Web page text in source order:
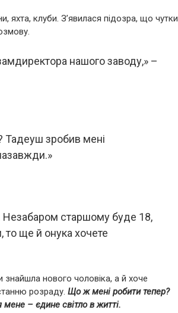
яхта, клуби. З’явилася підозра, що чутки
нашого заводу,» –
Тадеуш зробив мені
Незабаром старшому буде 18,
то ще й онука хочете
знайшла нового чоловіка, а й хоче
розраду. Що ж мені робити тепер?
– єдине світло в житті.